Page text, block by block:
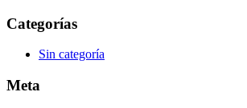
Categorías
Sin categoría
Meta